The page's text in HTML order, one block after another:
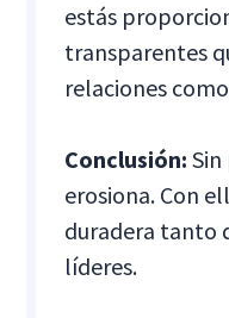
estás
transparentes
relaciones
Conclusión:
erosiona. Con
duradera tanto
líderes.